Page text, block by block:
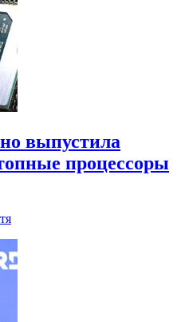
выпустила
процессоры